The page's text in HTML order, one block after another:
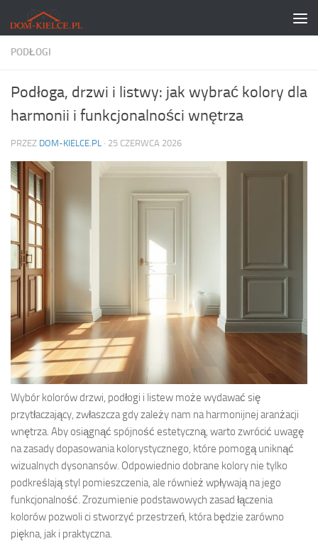
Skip to content
PODŁOGI
Podłoga, drzwi i listwy: jak wybrać kolory dla
harmonii i funkcjonalności wnętrza
PRZEZ DOM-KIELCE.PL · 25 CZERWCA 2026
Wybór kolorów drzwi, podłogi i listew może wydawać się
przytłaczający, zwłaszcza gdy zależy nam na harmonijnej aranżacji
wnętrza. Aby osiągnąć spójność estetyczną, warto zwrócić uwagę
na zasady dopasowania kolorystycznego, które pomogą uniknąć
wizualnych dysonansów. Odpowiednio dobrane kolory nie tylko
podkreślają styl pomieszczenia, ale również wpływają na jego
funkcjonalność. Zrozumienie podstawowych zasad łączenia
kolorów pozwoli ci stworzyć przestrzeń, która będzie zarówno
piękna, jak i praktyczna.